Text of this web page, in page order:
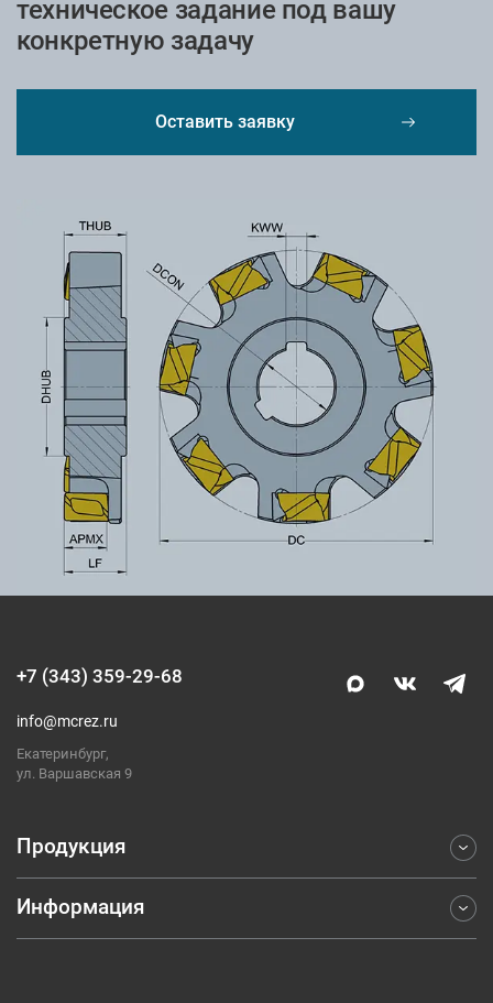
техническое задание под вашу
конкретную задачу
Оставить заявку
Продукция
Фрезерование
Точение
Информация
+7 (343) 359-29-68
info@mcrez.ru
Екатеринбург,
ул. Варшавская 9